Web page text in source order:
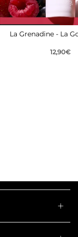
La Grenadine - La
12,90€